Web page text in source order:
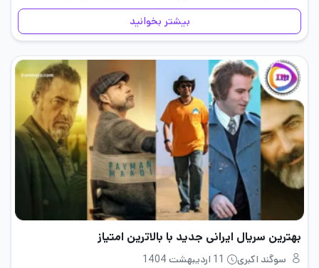
تماشای سریال و فیلم را برای همیشه…
بیشتر بخوانید
بهترین سریال ایرانی جدید با بالاترین امتیاز
سوگند اکبری
11 اردیبهشت 1404